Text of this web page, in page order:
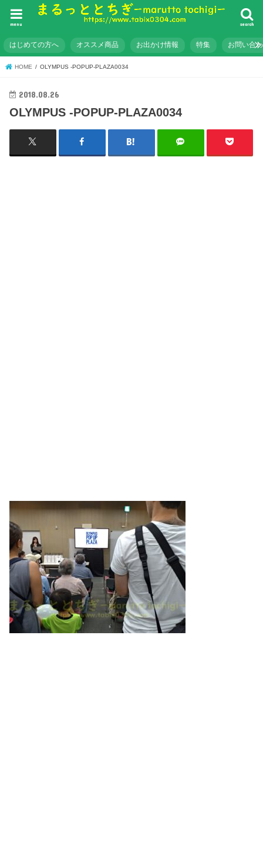
search
menu
はじめての方へ オススメ商品 お出かけ情報 特集 お問い合
HOME OLYMPUS -POPUP-PLAZA0034
2018.08.26
OLYMPUS -POPUP-PLAZA0034